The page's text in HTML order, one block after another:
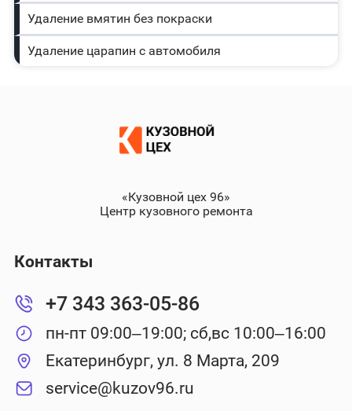
Удаление вмятин без покраски
Удаление царапин с автомобиля
«Кузовной цех 96»
Центр кузовного ремонта
Контакты
+7 343 363-05-86
пн-пт 09:00–19:00; сб,вс 10:00–16:00
Екатеринбург, ул. 8 Марта, 209
service@kuzov96.ru